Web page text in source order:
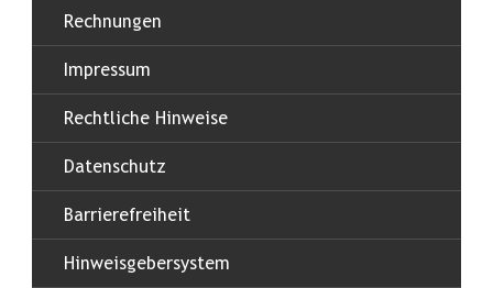
Rechnungen
Impressum
Rechtliche Hinweise
Datenschutz
Barrierefreiheit
Hinweisgebersystem